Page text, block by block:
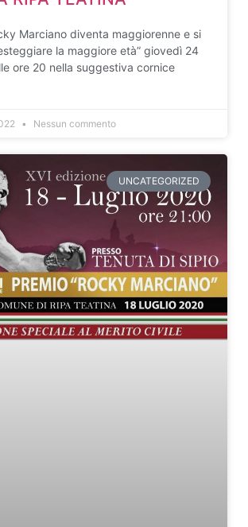
Marciano diventa maggiorenne e si
la maggiore età” giovedì 24
ore 20 nella suggestiva cornice
Nessun commento
UNCATEGORIZED